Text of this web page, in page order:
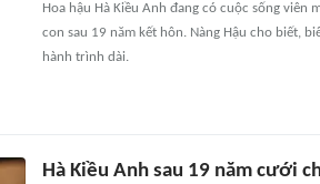
Hoa hậu Hà Kiều Anh đang có cuộc sống viên
con sau 19 năm kết hôn. Nàng Hậu cho biết,
hành trình dài.
Hà Kiều Anh sau 19 năm cưới